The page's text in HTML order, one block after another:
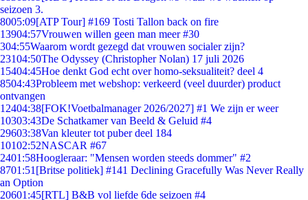
seizoen 3.
8005:09[ATP Tour] #169 Tosti Tallon back on fire
13904:57Vrouwen willen geen man meer #30
304:55Waarom wordt gezegd dat vrouwen socialer zijn?
23104:50The Odyssey (Christopher Nolan) 17 juli 2026
15404:45Hoe denkt God echt over homo-seksualiteit? deel 4
8504:43Probleem met webshop: verkeerd (veel duurder) product
ontvangen
12404:38[FOK!Voetbalmanager 2026/2027] #1 We zijn er weer
10303:43De Schatkamer van Beeld & Geluid #4
29603:38Van kleuter tot puber deel 184
10102:52NASCAR #67
2401:58Hoogleraar: "Mensen worden steeds dommer" #2
8701:51 [Britse politiek] #141 Declining Gracefully Was Never Really
an Option
20601:45[RTL] B&B vol liefde 6de seizoen #4